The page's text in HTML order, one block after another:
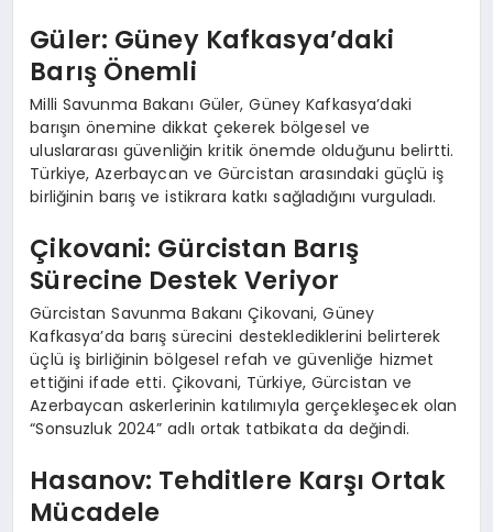
Güler: Güney Kafkasya’daki
Barış Önemli
Milli Savunma Bakanı Güler, Güney Kafkasya’daki
barışın önemine dikkat çekerek bölgesel ve
uluslararası güvenliğin kritik önemde olduğunu belirtti.
Türkiye, Azerbaycan ve Gürcistan arasındaki güçlü iş
birliğinin barış ve istikrara katkı sağladığını vurguladı.
Çikovani: Gürcistan Barış
Sürecine Destek Veriyor
Gürcistan Savunma Bakanı Çikovani, Güney
Kafkasya’da barış sürecini desteklediklerini belirterek
üçlü iş birliğinin bölgesel refah ve güvenliğe hizmet
ettiğini ifade etti. Çikovani, Türkiye, Gürcistan ve
Azerbaycan askerlerinin katılımıyla gerçekleşecek olan
“Sonsuzluk 2024” adlı ortak tatbikata da değindi.
Hasanov: Tehditlere Karşı Ortak
Mücadele